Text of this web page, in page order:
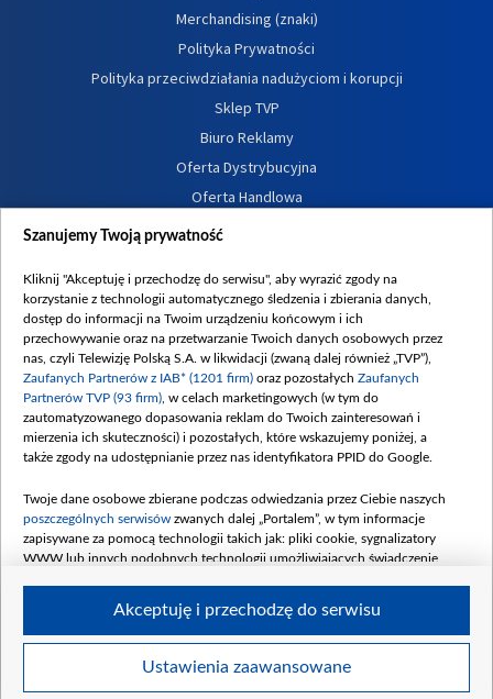
Merchandising (znaki)
Polityka Prywatności
Polityka przeciwdziałania nadużyciom i korupcji
Sklep TVP
Biuro Reklamy
Oferta Dystrybucyjna
Oferta Handlowa
Dostępność
Procedura zgłoszeń wewnętrznych
Szanujemy Twoją prywatność
Kliknij "Akceptuję i przechodzę do serwisu", aby wyrazić zgody na
korzystanie z technologii automatycznego śledzenia i zbierania danych,
dostęp do informacji na Twoim urządzeniu końcowym i ich
przechowywanie oraz na przetwarzanie Twoich danych osobowych przez
nas, czyli Telewizję Polską S.A. w likwidacji (zwaną dalej również „TVP”),
Zaufanych Partnerów z IAB* (1201 firm) oraz pozostałych Zaufanych
Partnerów TVP (93 firm) , w celach marketingowych (w tym do
zautomatyzowanego dopasowania reklam do Twoich zainteresowań i
mierzenia ich skuteczności) i pozostałych, które wskazujemy poniżej, a
także zgody na udostępnianie przez nas identyfikatora PPID do Google.
Twoje dane osobowe zbierane podczas odwiedzania przez Ciebie naszych
poszczególnych serwisów zwanych dalej „Portalem”, w tym informacje
zapisywane za pomocą technologii takich jak: pliki cookie, sygnalizatory
WWW lub innych podobnych technologii umożliwiających świadczenie
Twoje dane osobowe zbierane podczas odwiedzania przez Ciebie
Ustawienia zaawansowane
Akceptuję i przechodzę do serwisu